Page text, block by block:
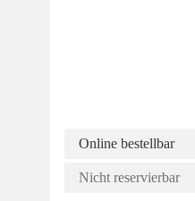
Online bestellbar
Nicht reservierbar